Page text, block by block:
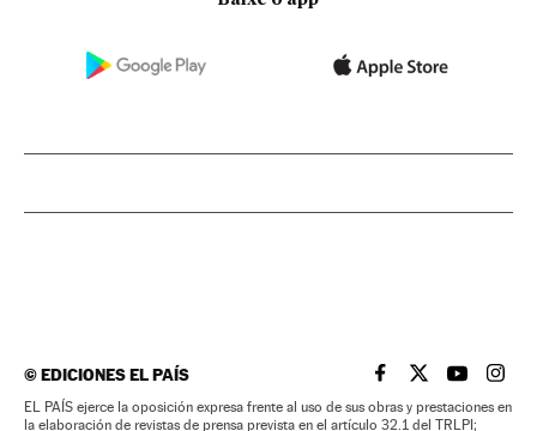
©EDICIONES EL PAÍS EL PAÍS BRASIL EN
EL PAÍSEL PAÍS
EL
EL PAÍS ejerce la oposición expresa frente al uso de sus obras y prestaciones en
la elaboración de revistas de prensa prevista en el artículo 32.1 del TRLPI;